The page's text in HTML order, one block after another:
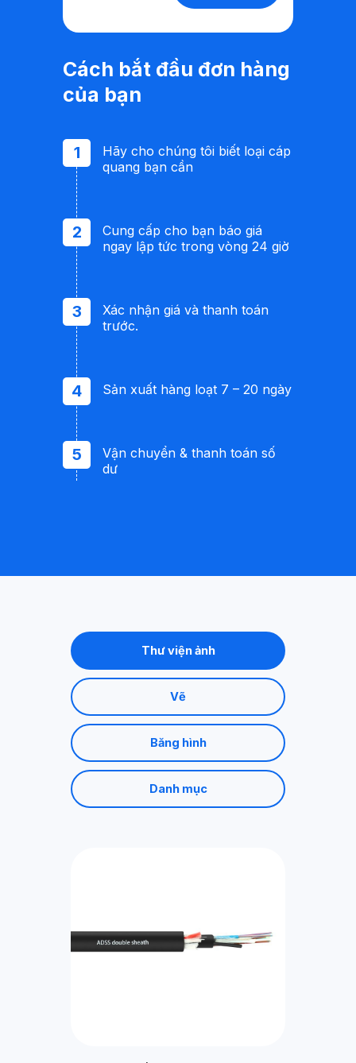
Cách bắt đầu đơn hàng
của bạn
Hãy cho chúng tôi biết loại cáp
quang bạn cần
Cung cấp cho bạn báo giá
ngay lập tức trong vòng 24 giờ
Xác nhận giá và thanh toán
trước.
Sản xuất hàng loạt 7 – 20 ngày
Vận chuyển & thanh toán số
dư
Thư viện ảnh
Vẽ
Băng hình
Danh mục